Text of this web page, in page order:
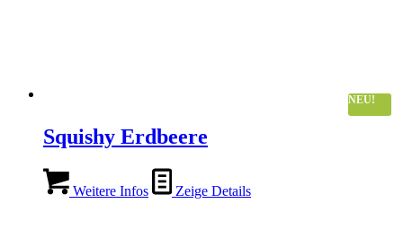
NEU!
Squishy Erdbeere
Weitere Infos Zeige Details